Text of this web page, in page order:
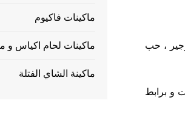
، حب
و برابط
ماكينات فاكيوم
ماكينات لحام اكياس و
ماكينة الشاي الفتلة